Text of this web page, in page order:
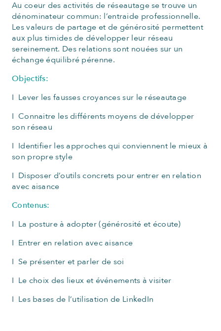
Au coeur des activités de réseautage se trouve un
dénominateur commun: l’entraide professionnelle.
Les valeurs de partage et de générosité permettent
aux plus timides de développer leur réseau
sereinement. Des relations sont nouées sur un
échange équilibré pérenne.
Objectifs:
I Lever les fausses croyances sur le réseautage
I Connaitre les différents moyens de développer
son réseau
I Identifier les approches qui conviennent le mieux à
son propre style
I Disposer d’outils concrets pour entrer en relation
avec aisance
Contenus:
I La posture à adopter (générosité et écoute)
I Entrer en relation avec aisance
I Se présenter et parler de soi
I Le choix des lieux et événements à visiter
I Les bases de l’utilisation de LinkedIn